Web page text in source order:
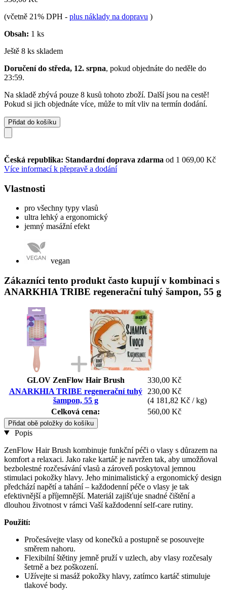
(včetně 21% DPH - plus náklady na dopravu )
Obsah: 1 ks
Ještě 8 ks skladem
Doručení do středa, 12. srpna, pokud objednáte do neděle do
23:59.
Na skladě zbývá pouze 8 kusů tohoto zboží. Další jsou na cestě!
Pokud si jich objednáte více, může to mít vliv na termín dodání.
Přidat do košíku
Česká republika: Standardní doprava zdarma od 1 069,00 Kč
Více informací k přepravě a dodání
Vlastnosti
pro všechny typy vlasů
ultra lehký a ergonomický
jemný masážní efekt
vegan
Zákazníci tento produkt často kupují v kombinaci s
ANARKHIA TRIBE regenerační tuhý šampon, 55 g
GLOV ZenFlow Hair Brush
330,00 Kč
ANARKHIA TRIBE regenerační tuhý
šampon, 55 g
230,00 Kč
(4 181,82 Kč / kg)
Celková cena:
560,00 Kč
Přidat obě položky do košíku
Popis
ZenFlow Hair Brush kombinuje funkční péči o vlasy s důrazem na
komfort a relaxaci. Jako rake kartáč je navržen tak, aby umožňoval
bezbolestné rozčesávání vlasů a zároveň poskytoval jemnou
stimulaci pokožky hlavy. Jeho minimalistický a ergonomický design
předchází napětí a tahání – každodenní péče o vlasy je tak
efektivnější a příjemnější. Materiál zajišťuje snadné čištění a
dlouhou životnost v rámci Vaší každodenní self-care rutiny.
Použití:
Pročesávejte vlasy od konečků a postupně se posouvejte
směrem nahoru.
Flexibilní štětiny jemně pruží v uzlech, aby vlasy rozčesaly
šetrně a bez poškození.
Užívejte si masáž pokožky hlavy, zatímco kartáč stimuluje
tlakové body.